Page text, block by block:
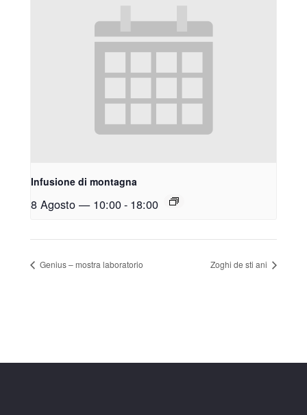
Infusione di montagna
8 Agosto — 10:00- 18:00
Genius – mostra laboratorio Zoghi de sti ani